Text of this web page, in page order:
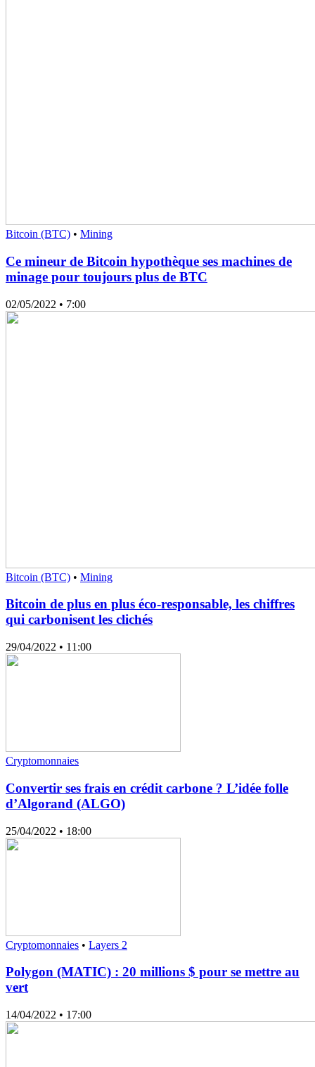
Bitcoin (BTC) • Mining
Ce mineur de Bitcoin hypothèque ses machines de
minage pour toujours plus de BTC
02/05/2022 • 7:00
Bitcoin (BTC) • Mining
Bitcoin de plus en plus éco-responsable, les chiffres
qui carbonisent les clichés
29/04/2022 • 11:00
Cryptomonnaies
Convertir ses frais en crédit carbone ? L’idée folle
d’Algorand (ALGO)
25/04/2022 • 18:00
Cryptomonnaies • Layers 2
Polygon (MATIC) : 20 millions $ pour se mettre au
vert
14/04/2022 • 17:00